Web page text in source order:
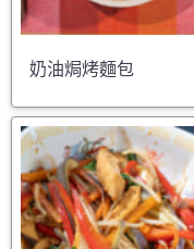
奶油焗烤麵包